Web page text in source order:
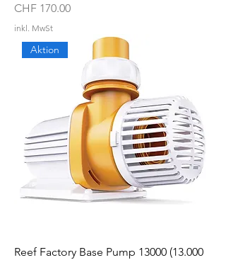
Preis
CHF 170.00
inkl. MwSt
Aktion
Reef Factory Base Pump 13000 (13.000